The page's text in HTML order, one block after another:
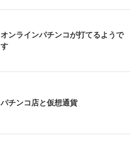
オンラインパチンコが打てるようで
す
パチンコ店と仮想通貨